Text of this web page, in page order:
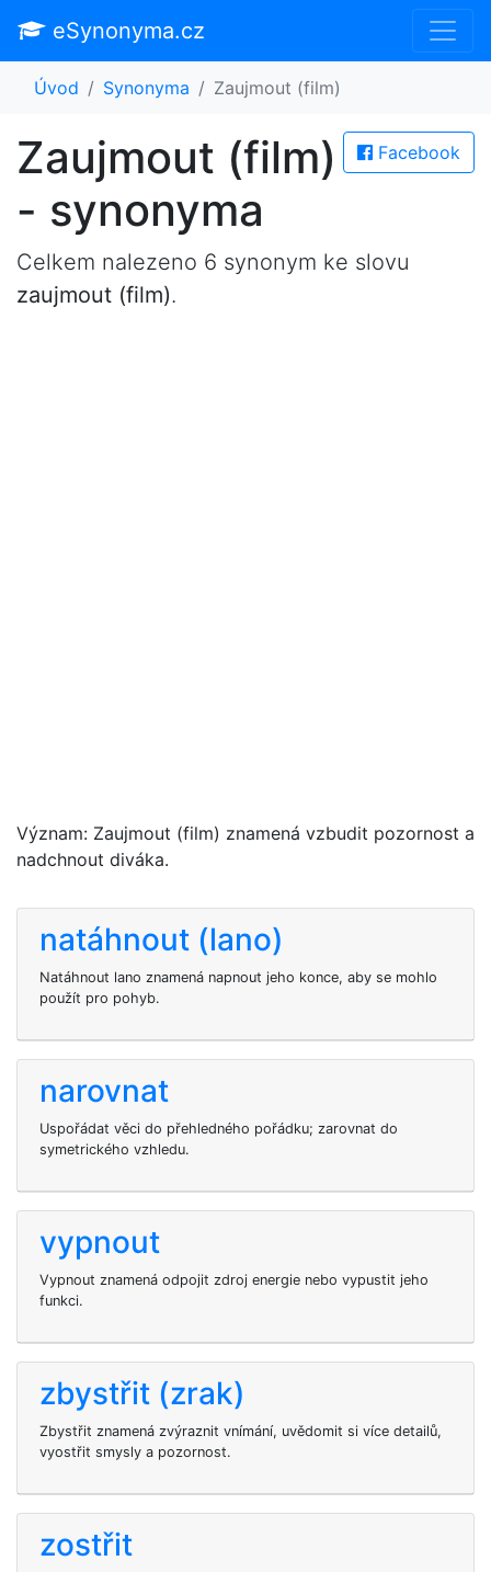
eSynonyma.cz
Úvod Synonyma Zaujmout (film)
Facebook
Zaujmout (film)
- synonyma
Celkem nalezeno 6 synonym ke slovu
zaujmout (film).
Význam: Zaujmout (film) znamená vzbudit pozornost a
nadchnout diváka.
natáhnout (lano)
Natáhnout lano znamená napnout jeho konce, aby se mohlo
použít pro pohyb.
narovnat
Uspořádat věci do přehledného pořádku; zarovnat do
symetrického vzhledu.
vypnout
Vypnout znamená odpojit zdroj energie nebo vypustit jeho
funkci.
zbystřit (zrak)
Zbystřit znamená zvýraznit vnímání, uvědomit si více detailů,
vyostřit smysly a pozornost.
zostřit